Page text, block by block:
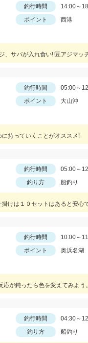
釣行時間
14:00～
ポイント
西港
、サバが入れ食い!!豆アジマッ
釣行時間
05:00～
ポイント
大山沖
持っていくことがオススメ!
釣行時間
05:00～
釣り方 船釣り
けは１０セットはあると安心
釣行時間
10:00～
ポイント
奥浜名湖
が鈍ったら色を変えてみよう。
釣行時間
04:30～
釣り方 船釣り